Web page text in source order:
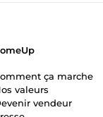
ça marche
valeurs
vendeur